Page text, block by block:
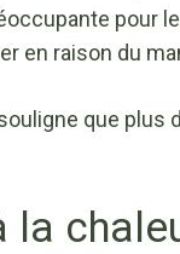
pour
en raison du
que
la